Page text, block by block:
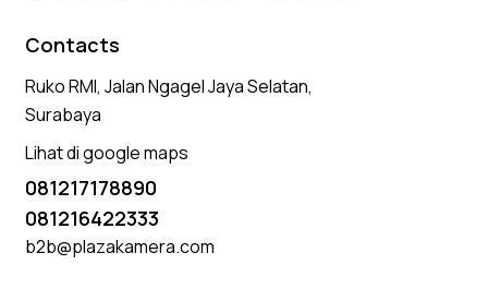
Contacts
Ruko RMI, Jalan Ngagel Jaya Selatan,
Surabaya
Lihat di google maps
081217178890
081216422333
b2b@plazakamera.com